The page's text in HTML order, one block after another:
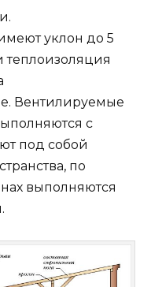
уклон до 5
теплоизоляция
Вентилируемые
с
под собой
по
выполняются